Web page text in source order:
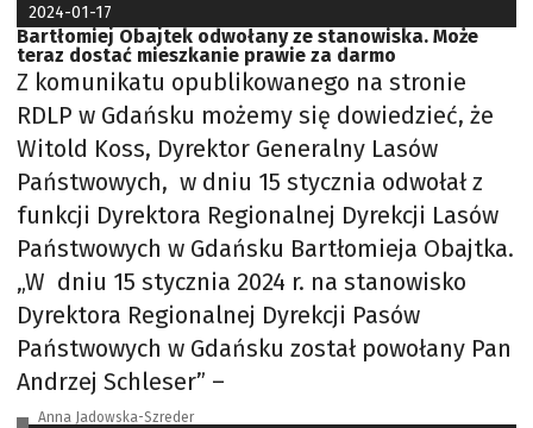
2024-01-17
Bartłomiej Obajtek odwołany ze stanowiska. Może
teraz dostać mieszkanie prawie za darmo
Z komunikatu opublikowanego na stronie
RDLP w Gdańsku możemy się dowiedzieć, że
Witold Koss, Dyrektor Generalny Lasów
Państwowych, w dniu 15 stycznia odwołał z
funkcji Dyrektora Regionalnej Dyrekcji Lasów
Państwowych w Gdańsku Bartłomieja Obajtka.
„W dniu 15 stycznia 2024 r. na stanowisko
Dyrektora Regionalnej Dyrekcji Pasów
Państwowych w Gdańsku został powołany Pan
Andrzej Schleser” –
Anna Jadowska-Szreder